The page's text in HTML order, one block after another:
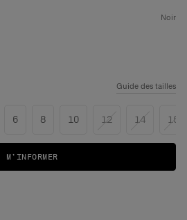
noir
Guide des tailles
6 8 10 12 14 16
M’INFORMER